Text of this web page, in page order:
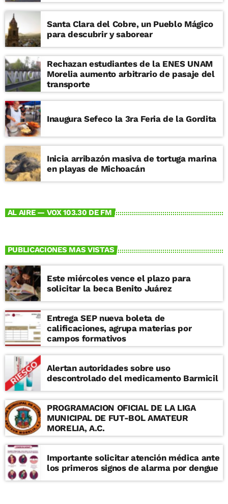
Santa Clara del Cobre, un Pueblo Mágico
para descubrir y saborear
Rechazan estudiantes de la ENES UNAM
Morelia aumento arbitrario de pasaje del
transporte
Inaugura Sefeco la 3ra Feria de la Gordita
Inicia arribazón masiva de tortuga marina
en playas de Michoacán
AL AIRE — VOX 103.30 DE FM
PUBLICACIONES MAS VISTAS
Este miércoles vence el plazo para
solicitar la beca Benito Juárez
Entrega SEP nueva boleta de
calificaciones, agrupa materias por
campos formativos
Alertan autoridades sobre uso
descontrolado del medicamento Barmicil
PROGRAMACION OFICIAL DE LA LIGA
MUNICIPAL DE FUT-BOL AMATEUR
MORELIA, A.C.
Importante solicitar atención médica ante
los primeros signos de alarma por dengue